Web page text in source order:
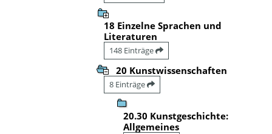
18 Einzelne Sprachen und
Literaturen
148 Einträge
20 Kunstwissenschaften
8 Einträge
20.30 Kunstgeschichte:
Allgemeines